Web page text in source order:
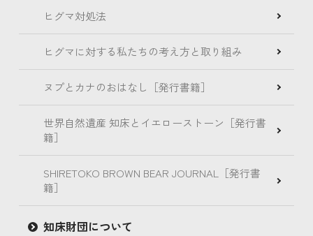
ヒグマ対処法
ヒグマに対する私たちの考え方と取り組み
ヌプとカナのおはなし［発行書籍］
世界自然遺産 知床とイエローストーン［発行書
籍］
SHIRETOKO BROWN BEAR JOURNAL［発行書
籍］
知床財団について